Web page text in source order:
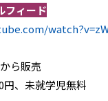
ィード
ら販売
、未就学児無料